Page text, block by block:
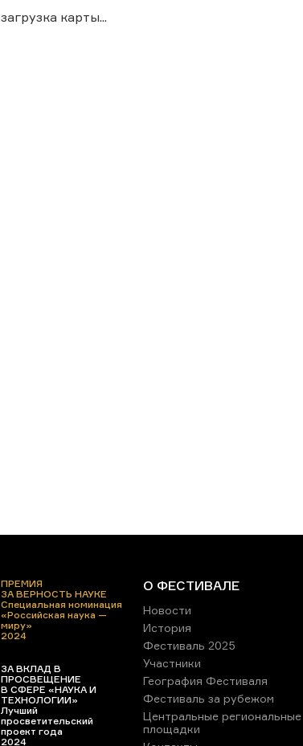
загрузка карты...
ПРЕМИЯ
ЗА ВЕРНОСТЬ НАУКЕ
Специальная номинация
«Российская наука —
миру»
2024
ЗА ВКЛАД В
ПРОСВЕЩЕНИЕ
В СФЕРЕ «НАУКА И
ТЕХНОЛОГИИ»
Лучший
просветительский
проект года
2024
О ФЕСТИВАЛЕ
Новости
История
Фестиваль 2025
Участники
География Фестиваля
Фестиваль за рубежом
Центральные региональные
площадки